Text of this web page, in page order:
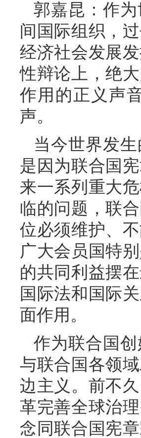
郭嘉昆：作
间国际组织，
经济社会发展
性辩论上，绝
作用的正义声
声。
当今世界发
是因为联合国
来一系列重大
临的问题，联
位必须维护、
广大会员国特
的共同利益摆
国际法和国际
面作用。
作为联合国
与联合国各领
边主义。前不
革完善全球治
念同联合国宪